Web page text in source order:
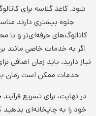
شود. کاغذ گلاسه برای
جلوه بیشتری دارند
کاتالوگ‌های حرفه‌ای‌تر و با
اگر به خدمات خاصی مانند
نیاز دارید، باید زمان اضافی
خدمات ممکن است زمان
در نهایت، برای تسریع فرآیند
خود را به چاپخانه‌ای